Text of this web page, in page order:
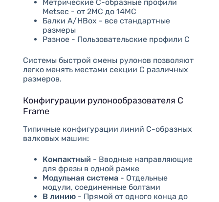
Метрические C-образные профили
Metsec - от 2MC до 14MC
Балки A/HBox - все стандартные
размеры
Разное - Пользовательские профили C
Системы быстрой смены рулонов позволяют
легко менять местами секции C различных
размеров.
Конфигурации рулонообразователя C
Frame
Типичные конфигурации линий C-образных
валковых машин:
Компактный - Вводные направляющие
для фрезы в одной рамке
Модульная система- Отдельные
модули, соединенные болтами
В линию- Прямой от одного конца до